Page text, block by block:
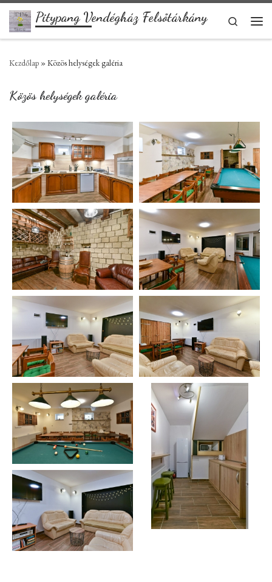
Skip to content
Pitypang Vendégház Felsőtárkány
Search
Kezdőlap »Közös helységek galéria
Közös helységek galéria